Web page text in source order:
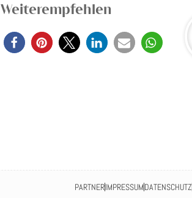
Weiterempfehlen
PARTNERIMPRESSUMDATENSCHUTZ